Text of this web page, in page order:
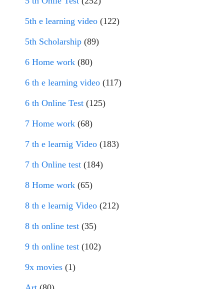
5th e learning video (122)
5th Scholarship (89)
6 Home work (80)
6 th e learning video (117)
6 th Online Test (125)
7 Home work (68)
7 th e learnig Video (183)
7 th Online test (184)
8 Home work (65)
8 th e learnig Video (212)
8 th online test (35)
9 th online test (102)
9x movies (1)